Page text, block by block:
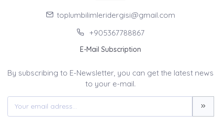
toplumbilimleridergisi@gmail.com
+905367788867
E-Mail Subscription
By subscribing to E-Newsletter, you can get the latest news
to your e-mail.